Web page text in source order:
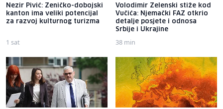
Nezir Pivić: Zeničko-dobojski
kanton ima veliki potencijal
za razvoj kulturnog turizma
1 sat
Volodimir Zelenski stiže kod
Vučića: Njemački FAZ otkrio
detalje posjete i odnosa
Srbije i Ukrajine
38 min